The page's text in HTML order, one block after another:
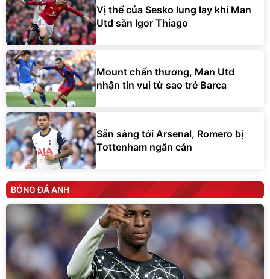
Vị thế của Sesko lung lay khi Man
Utd săn Igor Thiago
Mount chấn thương, Man Utd
nhận tin vui từ sao trẻ Barca
Sẵn sàng tới Arsenal, Romero bị
Tottenham ngăn cản
BÓNG ĐÁ ANH